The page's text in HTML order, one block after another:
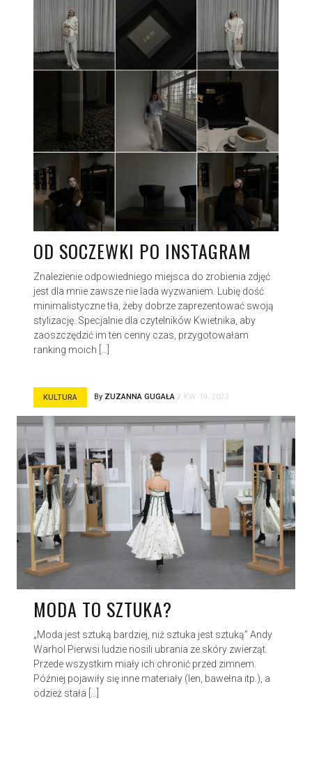
OD SOCZEWKI PO INSTAGRAM
Znalezienie odpowiedniego miejsca do zrobienia zdjęć
jest dla mnie zawsze nie lada wyzwaniem. Lubię dość
minimalistyczne tła, żeby dobrze zaprezentować swoją
stylizację. Specjalnie dla czytelników Kwietnika, aby
zaoszczędzić im ten cenny czas, przygotowałam
ranking moich […]
KULTURA By ZUZANNA GUGAŁA KW. 19, 2023
MODA TO SZTUKA?
„Moda jest sztuką bardziej, niż sztuka jest sztuką” Andy
Warhol Pierwsi ludzie nosili ubrania ze skóry zwierząt.
Przede wszystkim miały ich chronić przed zimnem.
Później pojawiły się inne materiały (len, bawełna itp.), a
odzież stała […]